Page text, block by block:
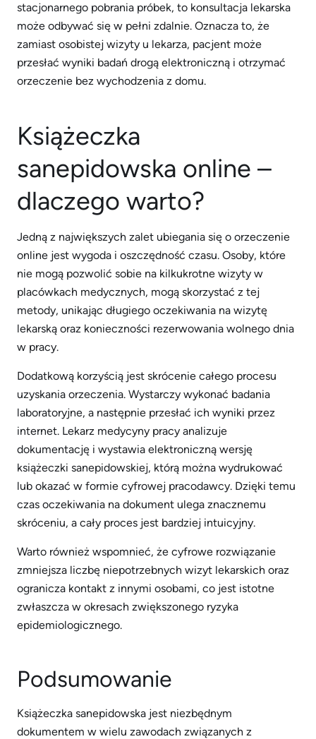
stacjonarnego pobrania próbek, to konsultacja lekarska
może odbywać się w pełni zdalnie. Oznacza to, że
zamiast osobistej wizyty u lekarza, pacjent może
przesłać wyniki badań drogą elektroniczną i otrzymać
orzeczenie bez wychodzenia z domu.
Książeczka
sanepidowska online –
dlaczego warto?
Jedną z największych zalet ubiegania się o orzeczenie
online jest wygoda i oszczędność czasu. Osoby, które
nie mogą pozwolić sobie na kilkukrotne wizyty w
placówkach medycznych, mogą skorzystać z tej
metody, unikając długiego oczekiwania na wizytę
lekarską oraz konieczności rezerwowania wolnego dnia
w pracy.
Dodatkową korzyścią jest skrócenie całego procesu
uzyskania orzeczenia. Wystarczy wykonać badania
laboratoryjne, a następnie przesłać ich wyniki przez
internet. Lekarz medycyny pracy analizuje
dokumentację i wystawia elektroniczną wersję
książeczki sanepidowskiej, którą można wydrukować
lub okazać w formie cyfrowej pracodawcy. Dzięki temu
czas oczekiwania na dokument ulega znacznemu
skróceniu, a cały proces jest bardziej intuicyjny.
Warto również wspomnieć, że cyfrowe rozwiązanie
zmniejsza liczbę niepotrzebnych wizyt lekarskich oraz
ogranicza kontakt z innymi osobami, co jest istotne
zwłaszcza w okresach zwiększonego ryzyka
epidemiologicznego.
Podsumowanie
Książeczka sanepidowska jest niezbędnym
dokumentem w wielu zawodach związanych z